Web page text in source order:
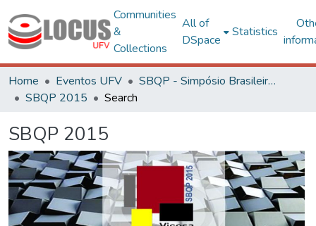
Communities
&
Collections
All of
DSpace
Statistics
Home Eventos UFV
SBQP - Simpósio Brasileiro de Qualidade do Projeto no Ambiente Construído
SBQP 2015
Search
SBQP 2015